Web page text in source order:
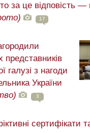
за це відповість
17
представників
галузі з нагоди
України
3
сертифікати